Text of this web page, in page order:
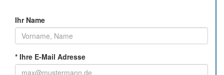
Ihr Name
* Ihre E-Mail Adresse